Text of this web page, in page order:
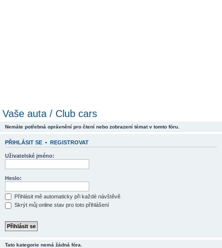
Vaše auta / Club cars
Nemáte potřebná oprávnění pro čtení nebo zobrazení témat v tomto fóru.
PŘIHLÁSIT SE • REGISTROVAT
Uživatelské jméno:
Heslo:
Přihlásit mě automaticky při každé návštěvě
Skrýt můj online stav pro toto přihlášení
Tato kategorie nemá žádná fóra.